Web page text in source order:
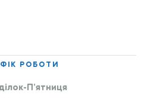
РОБОТИ
П’ятниця